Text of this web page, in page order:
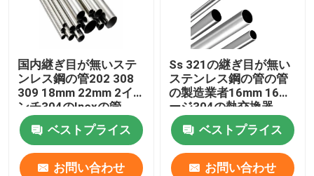
国内継ぎ目が無いステ
ンレス鋼の管202 308
309 18mm 22mm 2イ
ンチ304のInoxの管
ベストプライス
お問い合わせ
Ss 321の継ぎ目が無い
ステンレス鋼の管の管
の製造業者16mm 16ゲ
ージ304の熱交換器
ベストプライス
お問い合わせ